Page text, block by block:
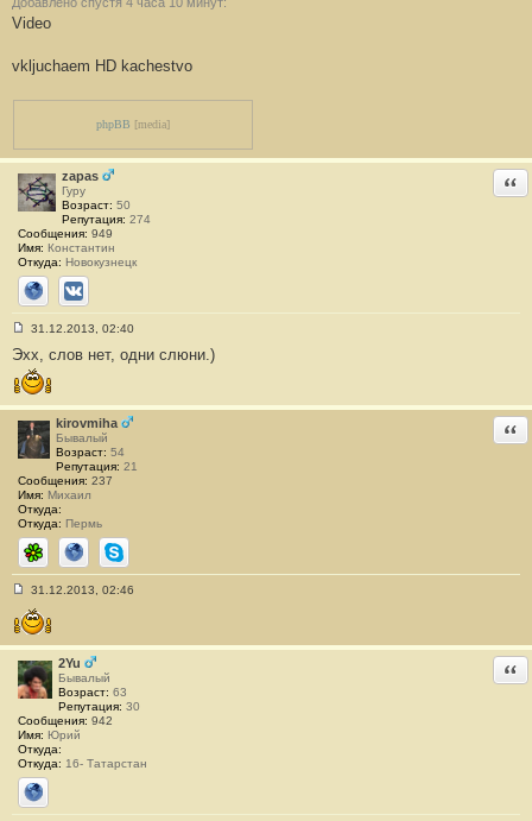
Video
vkljuchaem HD kachestvo
phpBB [media]
zapas
Гуру
Возраст: 50
Репутация: 274
Сообщения: 949
Имя: Константин
Откуда: Новокузнецк
СайтВКонтакте
о
о
б
щ
е
н
и
е
2
5
0
31.12.2013, 02:40
Эхх, слов нет, одни слюни.)
kirovmiha
Бывалый
Возраст: 54
Репутация: 21
Сообщения: 237
Имя: Михаил
Откуда:
Откуда: Пермь
ICQ СайтSkype
о
о
б
щ
е
н
и
е
#
2
5
1
31.12.2013, 02:46
2Yu
Бывалый
Возраст: 63
Репутация: 30
Сообщения: 942
Имя: Юрий
Откуда:
Откуда: 16- Татарстан
Сайт